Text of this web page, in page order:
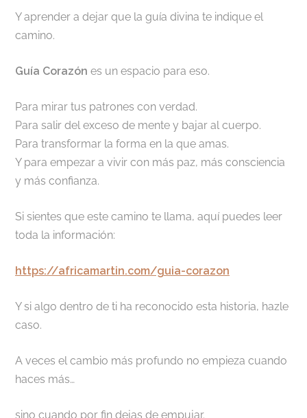
Y aprender a dejar que la guía divina te indique el
camino.
Guía Corazón es un espacio para eso.
Para mirar tus patrones con verdad.
Para salir del exceso de mente y bajar al cuerpo.
Para transformar la forma en la que amas.
Y para empezar a vivir con más paz, más consciencia
y más confianza.
Si sientes que este camino te llama, aquí puedes leer
toda la información:
https://africamartin.com/guia-corazon
Y si algo dentro de ti ha reconocido esta historia, hazle
caso.
A veces el cambio más profundo no empieza cuando
haces más…
sino cuando por fin dejas de empujar.